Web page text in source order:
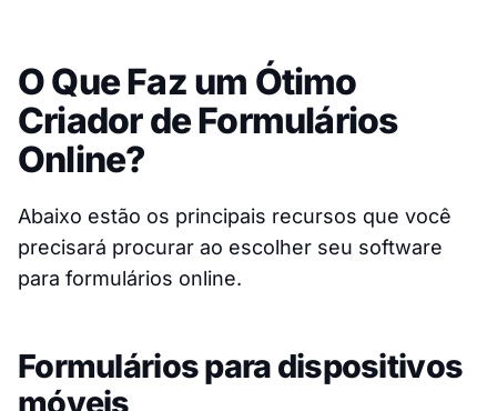
O Que Faz um Ótimo
Criador de Formulários
Online?
Abaixo estão os principais recursos que você
precisará procurar ao escolher seu software
para formulários online.
Formulários para dispositivos
móveis